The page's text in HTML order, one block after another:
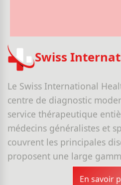
Swiss
Le Swiss International
centre de diagnostic
service thérapeutique
médecins généralistes et
couvrent les principales
proposent une large
En savoir